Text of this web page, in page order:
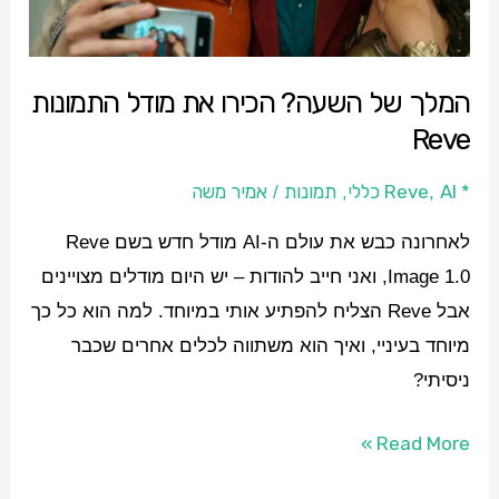
המלך של השעה? הכירו את מודל התמונות
Reve
* Reve
, AI כללי ,תמונות /אמיר משה
לאחרונה כבש את עולם ה-AI מודל חדש בשם Reve
Image 1.0, ואני חייב להודות – יש היום מודלים מצויינים
אבל Reve הצליח להפתיע אותי במיוחד. למה הוא כל כך
מיוחד בעיניי, ואיך הוא משתווה לכלים אחרים שכבר
ניסיתי?
התמונות
Read More »